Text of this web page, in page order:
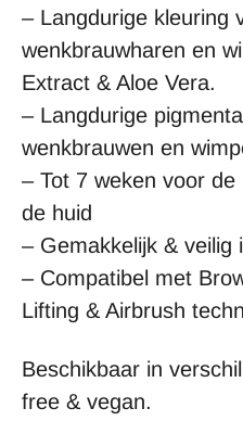
– Langdurige kleuring
wenkbrauwharen en
Extract & Aloe Vera.
– Langdurige
wenkbrauwen en
– Tot 7 weken voor
de huid
– Gemakkelijk & veilig
– Compatibel met
Lifting & Airbrush
Beschikbaar in
free & vegan.